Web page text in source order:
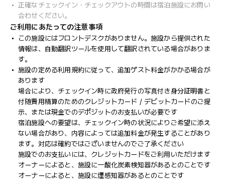
正確なチェックイン・チェックアウトの時間は宿泊施設にお問い
合わせください。
ご利用にあたっての注意事項
この施設にはフロントデスクがありません。施設から提供された
情報は、自動翻訳ツールを使用して翻訳されている場合がありま
す。
施設の定める利用規約に従って、追加ゲスト料金がかかる場合が
あります
場合により、チェックイン時に政府発行の写真付き身分証明書と
付随費用精算のためのクレジットカード / デビットカードのご提
示、または現金でのデポジットのお支払いが必要です
宿泊施設への要望は、チェックイン時の状況によりご希望に添え
ない場合があり、内容によっては追加料金が発生することがあり
ます。対応は確約ではございませんのでご了承ください
施設でのお支払いには、クレジットカードをご利用いただけます
オーナーによると、施設に一酸化炭素検知器があるとのことです
オーナーによると、施設に煙感知器があるとのことです